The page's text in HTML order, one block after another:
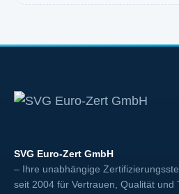
SVG Euro-Zert GmbH
– Ihre unabhängige
seit 2004 für Vertrauen, Qualität und